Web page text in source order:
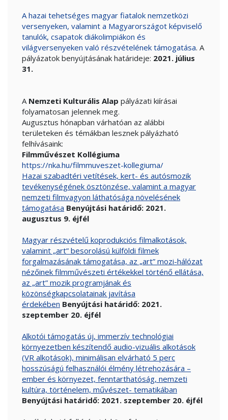
A hazai tehetséges magyar fiatalok nemzetközi
versenyeken, valamint a Magyarországot képviselő
tanulók, csapatok diákolimpiákon és
világversenyeken való részvételének támogatása. A
pályázatok benyújtásának határideje: 2021. július
31.
A Nemzeti Kulturális Alap pályázati kiírásai
folyamatosan jelennek meg.
Augusztus hónapban várhatóan az alábbi
területeken és témákban lesznek pályázható
felhívásaink:
Filmművészet Kollégiuma
https://nka.hu/filmmuveszet-kollegiuma/
Hazai szabadtéri vetítések, kert- és autósmozik
tevékenységének ösztönzése, valamint a magyar
nemzeti filmvagyon láthatósága növelésének
támogatása Benyújtási határidő: 2021.
augusztus 9. éjfél
Magyar részvételű koprodukciós filmalkotások,
valamint „art” besorolású külföldi filmek
forgalmazásának támogatása, az „art” mozi-hálózat
nézőinek filmművészeti értékekkel történő ellátása,
az „art” mozik programjának és
közönségkapcsolatainak javítása
érdekében Benyújtási határidő: 2021.
szeptember 20. éjfél
Alkotói támogatás új, immerzív technológiai
környezetben készítendő audio-vizuális alkotások
(VR alkotások), minimálisan elvárható 5 perc
hosszúságú felhasználói élmény létrehozására –
ember és környezet, fenntarthatóság, nemzeti
kultúra, történelem, művészet- tematikában
Benyújtási határidő: 2021. szeptember 20. éjfél